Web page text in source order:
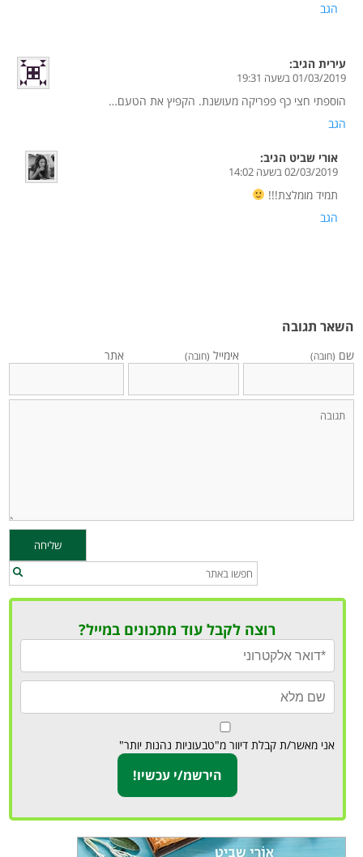
הגב
עירית הגיב:
01/03/2019 בשעה 19:31
הוספתי חצי כף פפריקה מעושנת. הקפיץ את הטעם…
הגב
אורי שביט הגיב:
02/03/2019 בשעה 14:02
תמיד מומלצת!!!
הגב
השאר תגובה
שם (חובה) אימייל (חובה) אתר
רוצה לקבל עוד מתכונים במייל?
אני מאשר/ת קבלת דיוור מ"טבעוניות נהנות יותר"